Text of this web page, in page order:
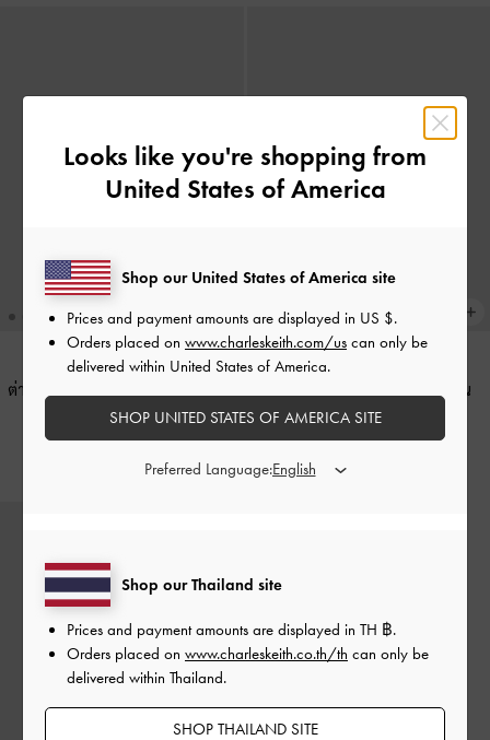
ต่างหูประดับพู่รุ่น Orelia
พิงค์
ต่างหูแบบติดหูรูปหัวใจเรซิ่นรุ่น
Annalise-
Looks like you're shopping from
United States of America
Shop our Thailand site
Prices and payment amounts are displayed in TH ฿.
Orders placed on www.charleskeith.co.th/th can only be
delivered within Thailand.
SHOP THAILAND SITE
Shop our United States of America site
Prices and payment amounts are displayed in US $.
Orders placed on www.charleskeith.com/us can only be
delivered within United States of America.
SHOP UNITED STATES OF AMERICA SITE
Preferred Language: